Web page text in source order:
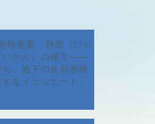
時更新 飛龍（ひり
いかん）の確立――
、地下の反射面陣
るイニシエート、